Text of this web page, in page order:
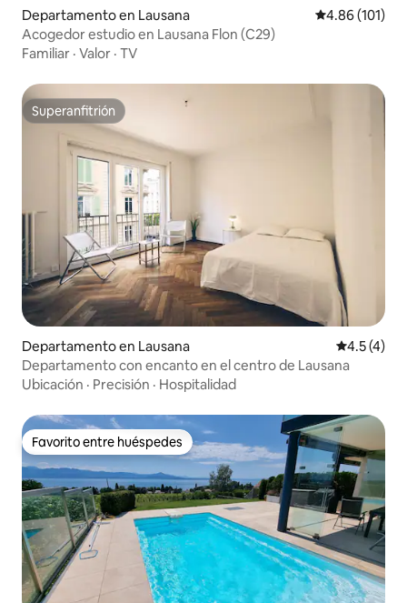
Departamento en Lausana Calificación
4.86 (101)
Acogedor estudio en Lausana Flon (C29)
Familiar · Valor · TV
Superanfitrión
Superanfitrión
Departamento en Lausana
4.5 (4)
Departamento con encanto en el centro de Lausana
Ubicación · Precisión · Hospitalidad
Favorito entre huéspedes
Favorito entre huéspedes